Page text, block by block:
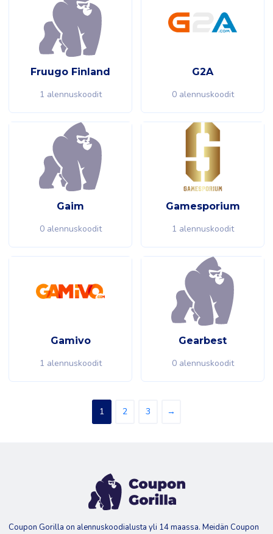
Fruugo Finland
1 alennuskoodit
G2A
0 alennuskoodit
Gaim
0 alennuskoodit
Gamesporium
1 alennuskoodit
Gamivo
1 alennuskoodit
Gearbest
0 alennuskoodit
1 2 3 →
Coupon Gorilla on alennuskoodialusta yli 14 maassa. Meidän Coupon